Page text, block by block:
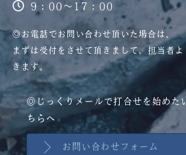
9：00～17：00
◎お電話でお問い合わせ頂いた場合は、
まずは受付をさせて頂きまして、担当者よ
きます。
◎じっくりメールで打合せを始めた
ちらへ
お問い合わせフォーム